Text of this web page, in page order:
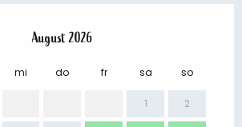
August 2026
mi do fr sa so
1 2